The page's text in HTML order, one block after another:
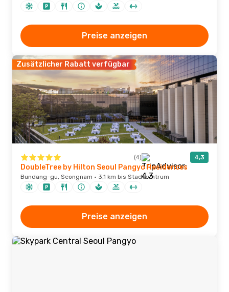
Preise anzeigen
Zusätzlicher Rabatt verfügbar
(4) 4,3
DoubleTree by Hilton Seoul Pangyo Residences
Bundang-gu, Seongnam · 3,1 km bis Stadtzentrum
Preise anzeigen